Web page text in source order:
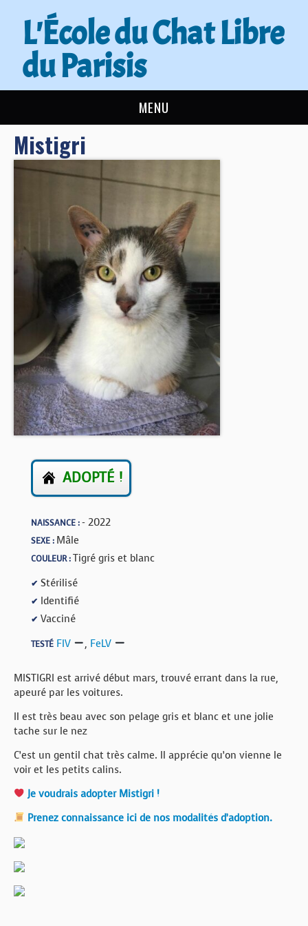
L'École du Chat Libre
du Parisis
MENU
L’ÉCOLE DU CHAT
ACTUALITÉS
NOUS AIDER
CONTACT
BOUTIQUE
FORUM
Mistigri
ADOPTÉ !
NAISSANCE :- 2022
SEXE : Mâle
COULEUR :Tigré gris et blanc
✔ Stérilisé
✔ Identifié
✔ Vacciné
TESTÉ FIV , FeLV
MISTIGRI est arrivé début mars, trouvé errant dans la rue,
apeuré par les voitures.
Il est très beau avec son pelage gris et blanc et une jolie
tache sur le nez
C’est un gentil chat très calme. Il apprécie qu’on vienne le
voir et les petits calins.
Je voudrais adopter Mistigri !
Prenez connaissance ici de nos modalités d’adoption.